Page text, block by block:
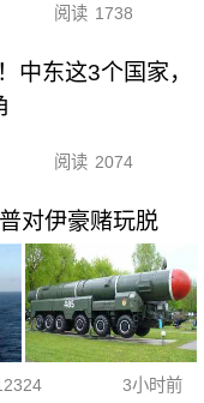
阅读 1738
中东这3个国家，
阅读 2074
对伊豪赌玩脱
3小时前